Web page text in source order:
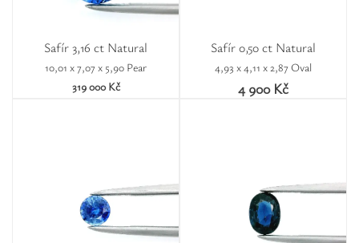
Safír 3,16 ct Natural
10,01 x 7,07 x 5,90 Pear
319 000 Kč
Safír 0,50 ct Natural
4,93 x 4,11 x 2,87 Oval
4 900 Kč